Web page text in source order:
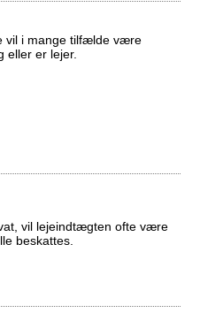
vil i mange tilfælde være
eller er lejer.
vil lejeindtægten ofte være
beskattes.